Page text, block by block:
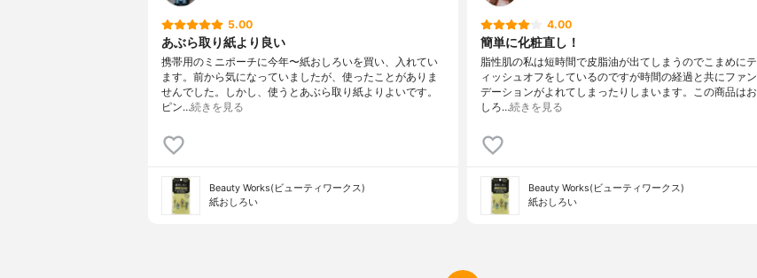
5.00
あぶら取り紙より良い
携帯用のミニポーチに今年〜紙おしろいを買い、入れてい
ます。前から気になっていましたが、使ったことがありま
せんでした。しかし、使うとあぶら取り紙よりよいです。
ピン…続きを見る
Beauty Works(ビューティワークス)
紙おしろい
4.00
簡単に化粧直し！
脂性肌の私は短時間で皮脂油が出てしまうのでこまめにテ
ィッシュオフをしているのですが時間の経過と共にファン
デーションがよれてしまったりしまいます。この商品はお
しろ…続きを見る
Beauty Works(ビューティワークス)
紙おしろい